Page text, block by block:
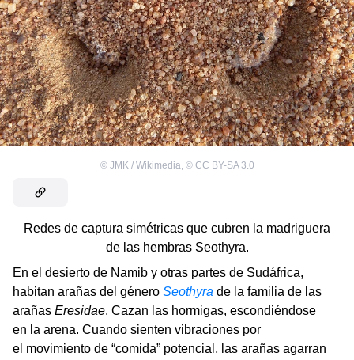
© JMK / Wikimedia, © CC BY-SA 3.0
Redes de captura simétricas que cubren la madriguera
de las hembras Seothyra.
En el desierto de Namib y otras partes de Sudáfrica,
habitan arañas del género Seothyra de la familia de las
arañas Eresidae. Cazan las hormigas, escondiéndose
en la arena. Cuando sienten vibraciones por
el movimiento de “comida” potencial, las arañas agarran